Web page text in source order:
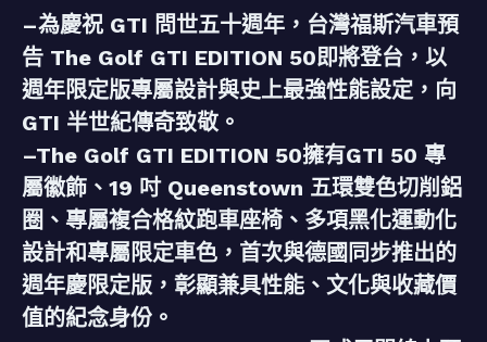
–為慶祝 GTI 問世五十週年，台灣福斯汽車預
告 The Golf GTI EDITION 50即將登台，以
週年限定版專屬設計與史上最強性能設定，向
GTI 半世紀傳奇致敬。
–The Golf GTI EDITION 50擁有GTI 50 專
屬徽飾、19 吋 Queenstown 五環雙色切削鋁
圈、專屬複合格紋跑車座椅、多項黑化運動化
設計和專屬限定車色，首次與德國同步推出的
週年慶限定版，彰顯兼具性能、文化與收藏價
值的紀念身份。